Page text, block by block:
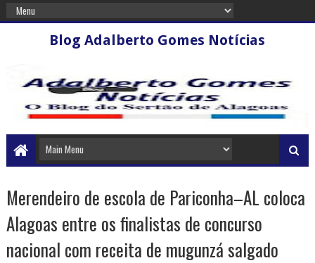
Blog Adalberto Gomes Notícias
Merendeiro de escola de Pariconha–AL coloca
Alagoas entre os finalistas de concurso
nacional com receita de mugunzá salgado